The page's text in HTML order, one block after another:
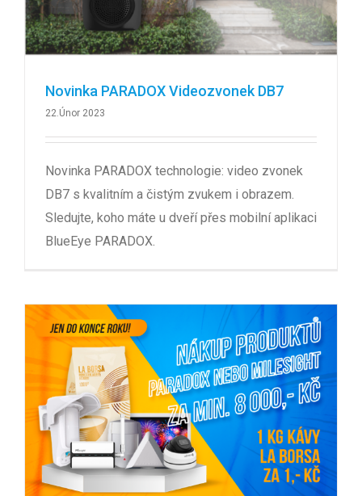
Novinka PARADOX Videozvonek DB7
22.Únor 2023
Novinka PARADOX technologie: video zvonek
DB7 s kvalitním a čistým zvukem i obrazem.
Sledujte, koho máte u dveří přes mobilní aplikaci
BlueEye PARADOX.